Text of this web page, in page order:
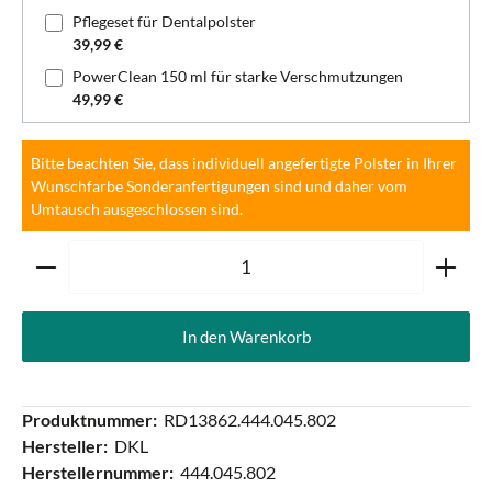
Pflegeset für Dentalpolster
39,99 €
PowerClean 150 ml für starke Verschmutzungen
49,99 €
Bitte beachten Sie, dass individuell angefertigte Polster in Ihrer
Wunschfarbe Sonderanfertigungen sind und daher vom
Umtausch ausgeschlossen sind.
Produkt Anzahl: Gib den gewünschten Wert ein oder
In den Warenkorb
Produktnummer: RD13862.444.045.802
Hersteller: DKL
Herstellernummer: 444.045.802